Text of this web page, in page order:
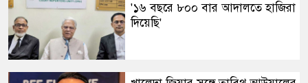
​'১৬ বছরে ৮০০ বার আদালতে হাজিরা
দিয়েছি'